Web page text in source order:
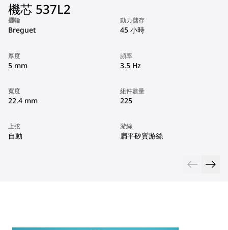
機芯 537L2
擺輪
Breguet
動力儲存
45 小時
厚度
5 mm
頻率
3.5 Hz
寬度
22.4 mm
組件數量
225
上弦
自動
游絲
扁平矽質游絲